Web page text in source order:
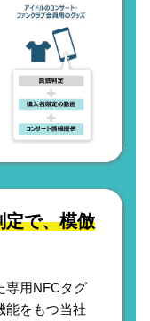
定で、模倣
専用NFCタグ
能をもつ当社